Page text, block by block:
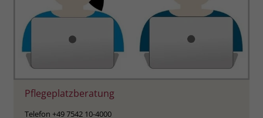
Pflegeplatzberatung
Telefon +49 7542 10-4000